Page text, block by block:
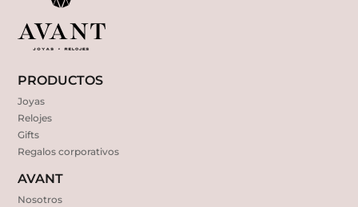
PRODUCTOS
Joyas
Relojes
Gifts
Regalos corporativos
AVANT
Nosotros